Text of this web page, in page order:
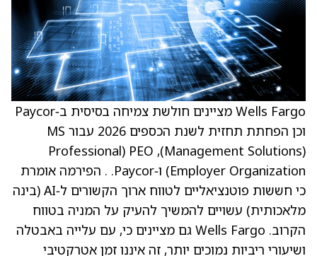
Wells Fargo מציינים חולשת צמיחה בסיסית ב‑Paycor
וכן הפחתת תחזית לשנת הכספים 2026 עבור MS
‏(Management Solutions), PEO ‏(Professional
Employer Organization) ו‑Paycor. . הפירמה אומרת
כי חששות פוטנציאליים לטווח ארוך הקשורים ל‑AI ‏(בינה
מלאכותית) עשויים להמשיך להעיק על המניה בטווח
הקרוב. Wells Fargo גם מציינים כי, עם עלייה באבטלה
ושיעורי ריביות נמוכים יותר, זה איננו זמן אטרקטיבי